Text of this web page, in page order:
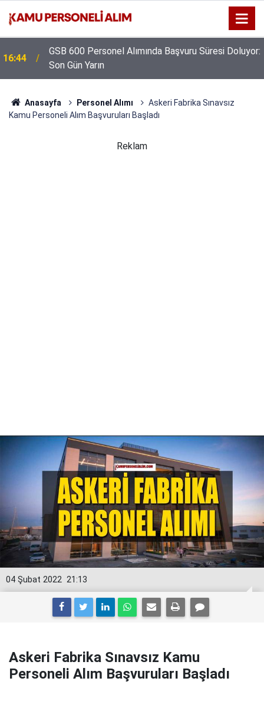
16:44
GSB 600 Personel Alımında Başvuru Süresi Doluyor:
Son Gün Yarın
Anasayfa Personel Alımı
Askeri Fabrika Sınavsız
Kamu Personeli Alım Başvuruları Başladı
Reklam
21:13
04 Şubat 2022
Askeri Fabrika Sınavsız Kamu
Personeli Alım Başvuruları Başladı